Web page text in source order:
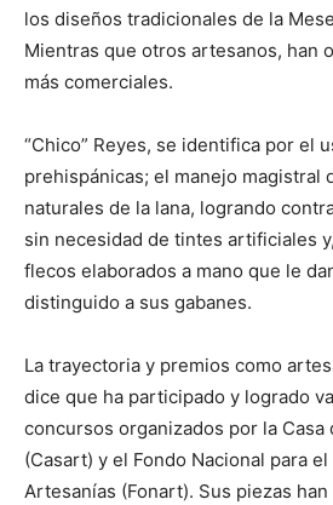
los diseños tradicionales de la
Mientras que otros artesanos, han
más comerciales.
“Chico” Reyes, se identifica por el
prehispánicas; el manejo magistral
naturales de la lana, logrando
sin necesidad de tintes artificiales
flecos elaborados a mano que le
distinguido a sus gabanes.
La trayectoria y premios como
dice que ha participado y logrado
concursos organizados por la Casa
(Casart) y el Fondo Nacional para
Artesanías (Fonart). Sus piezas